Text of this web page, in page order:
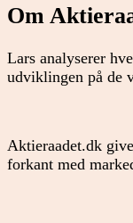
Om
Lars analyserer
udviklingen på de
Aktieraadet.dk
forkant med